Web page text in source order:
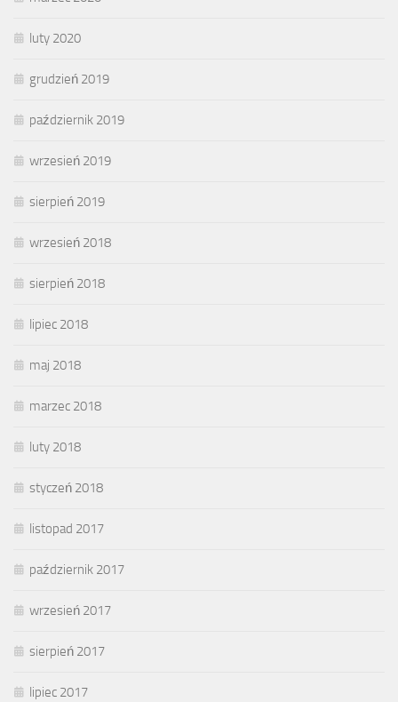
luty 2020
grudzień 2019
październik 2019
wrzesień 2019
sierpień 2019
wrzesień 2018
sierpień 2018
lipiec 2018
maj 2018
marzec 2018
luty 2018
styczeń 2018
listopad 2017
październik 2017
wrzesień 2017
sierpień 2017
lipiec 2017